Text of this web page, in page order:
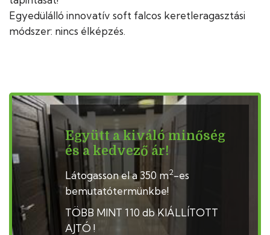
Egyedülálló innovatív soft falcos keretleragasztási
módszer: nincs élképzés.
Együtt a kiváló minőség
és a kedvező ár!
Látogasson el a 350 m2-es
bemutatótermünkbe!
TÖBB MINT 110 db KIÁLLÍTOTT
AJTÓ !